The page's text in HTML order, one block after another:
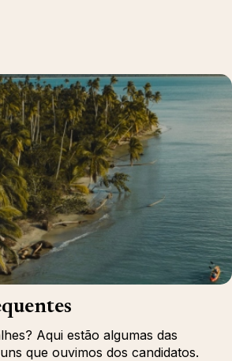
Aqui estão algumas das
que ouvimos dos candidatos.